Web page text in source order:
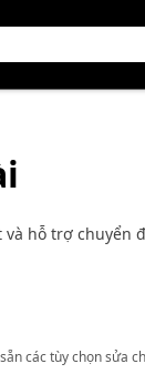
hỗ trợ chuyển
các tùy chọn sửa